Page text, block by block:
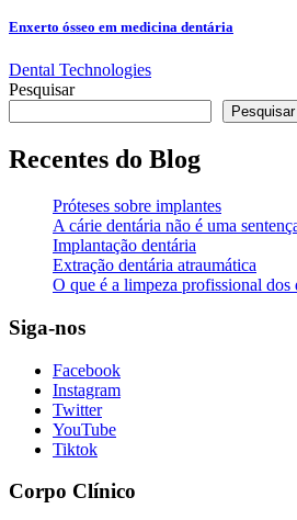
Enxerto ósseo em medicina dentária
Dental Technologies
Pesquisar
Pesquisar
Recentes do Blog
Próteses sobre implantes
A cárie dentária não é uma
Implantação dentária
Extração dentária atraumática
O que é a limpeza profissional dos
Siga-nos
Facebook
Instagram
Twitter
YouTube
Tiktok
Corpo Clínico